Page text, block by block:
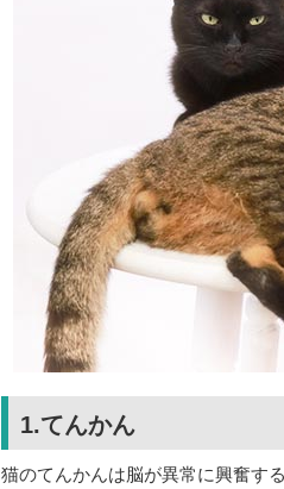
1.てんかん
猫のてんかんは脳が異常に興奮す